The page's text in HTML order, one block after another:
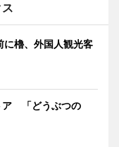
櫓、外国人観光客
ア 「どうぶつの